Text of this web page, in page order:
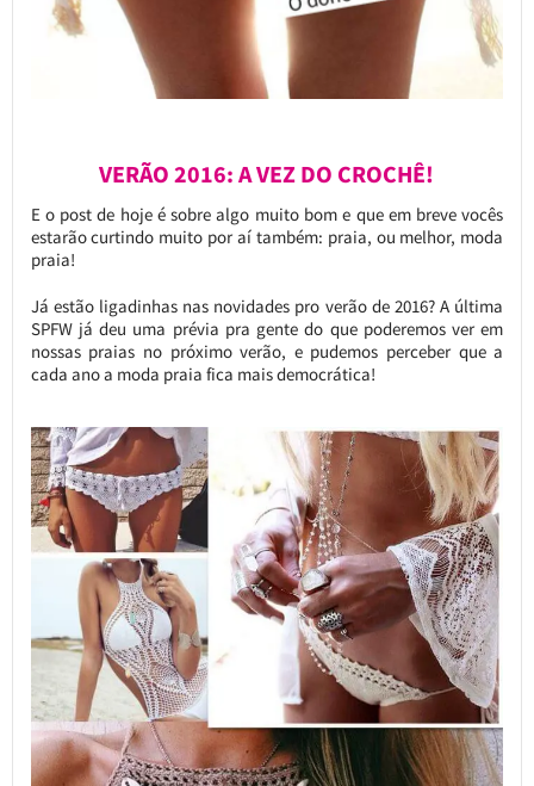
VERÃO 2016: A VEZ DO CROCHÊ!
E o post de hoje é sobre algo muito bom e que em breve vocês
estarão curtindo muito por aí também: praia, ou melhor, moda
praia!
Já estão ligadinhas nas novidades pro verão de 2016? A última
SPFW já deu uma prévia pra gente do que poderemos ver em
nossas praias no próximo verão, e pudemos perceber que a
cada ano a moda praia fica mais democrática!